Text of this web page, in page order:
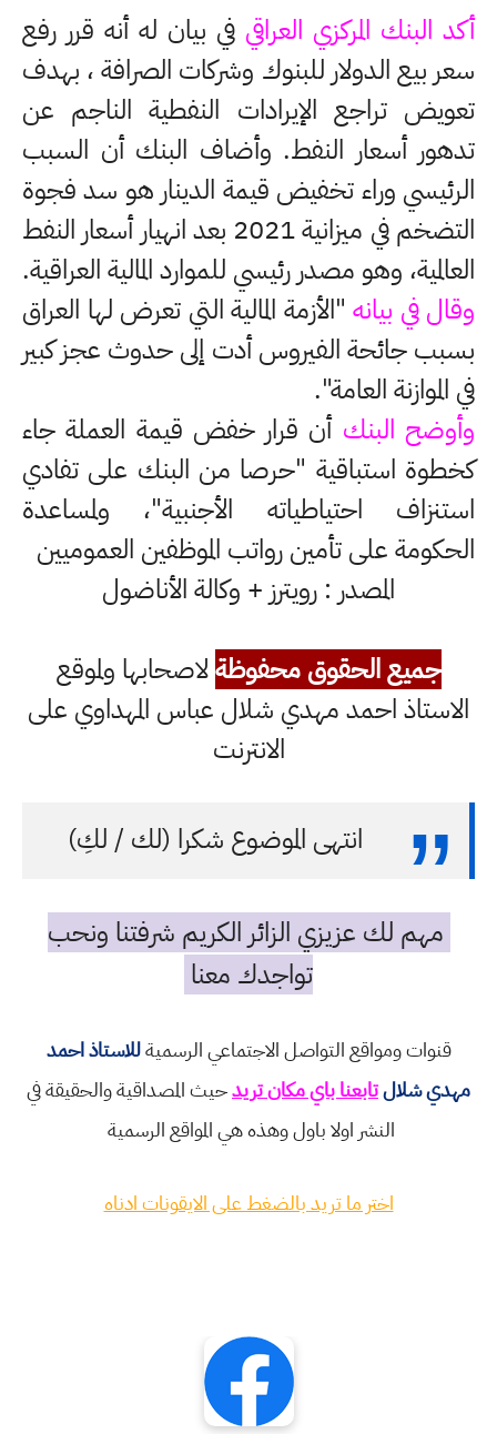
أكد البنك المركزي العراقي في بيان له أنه قرر رفع
سعر بيع الدولار للبنوك وشركات الصرافة ، بهدف
تعويض تراجع الإيرادات النفطية الناجم عن
تدهور أسعار النفط. وأضاف البنك أن السبب
الرئيسي وراء تخفيض قيمة الدينار هو سد فجوة
التضخم في ميزانية 2021 بعد انهيار أسعار النفط
العالمية، وهو مصدر رئيسي للموارد المالية العراقية.
وقال في بيانه "الأزمة المالية التي تعرض لها العراق
بسبب جائحة الفيروس أدت إلى حدوث عجز كبير
في الموازنة العامة".
وأوضح البنك أن قرار خفض قيمة العملة جاء
كخطوة استباقية "حرصا من البنك على تفادي
استنزاف احتياطياته الأجنبية"، ولمساعدة
الحكومة على تأمين رواتب الموظفين العموميين
المصدر : رويترز + وكالة الأناضول
جميع الحقوق محفوظةلاصحابها ولموقع
الاستاذ احمد مهدي شلال عباس المهداوي على
الانترنت
انتهى الموضوع شكرا (لك / لكِ)
مهم لك عزيزي الزائر الكريم شرفتنا ونحب
تواجدك معنا
قنوات ومواقع التواصل الاجتماعي الرسميةللاستاذ احمد
مهدي شلالتابعنا باي مكان تريدحيث المصداقية والحقيقة في
النشر اولا باول وهذه هي المواقع الرسمية
اختر ما تريد بالضغط على الايقونات ادناه